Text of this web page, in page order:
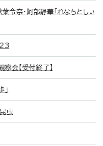
葉令奈・阿部静華「れなちとしぃ
察会【受付終了】
」
虫